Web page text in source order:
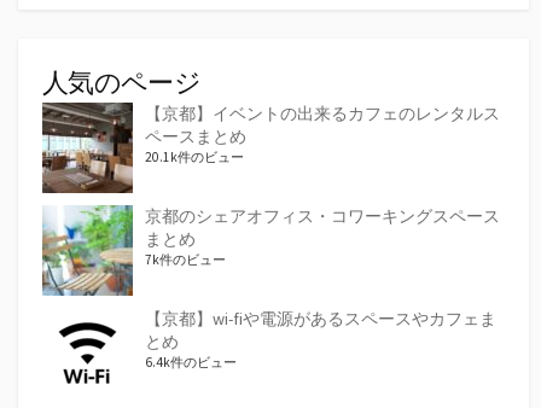
人気のページ
【京都】イベントの出来るカフェのレンタルス
ペースまとめ
20.1k件のビュー
京都のシェアオフィス・コワーキングスペース
まとめ
7k件のビュー
【京都】wi-fiや電源があるスペースやカフェま
とめ
6.4k件のビュー